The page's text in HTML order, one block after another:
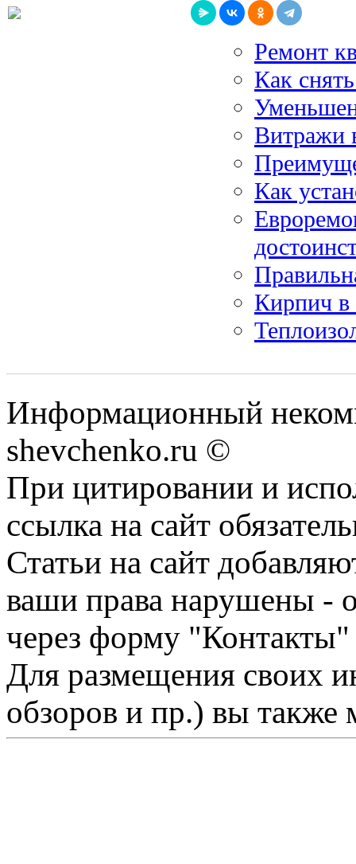
Ремонт
Как
Витражи
Как
Кирпич в
Информационный
shevchenko.ru ©
При цитировании и
ссылка на сайт
Статьи на сайт
ваши права нарушены -
через форму "Контакты"
Для размещения своих
обзоров и пр.) вы также